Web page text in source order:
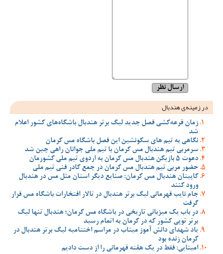
در زمینه‌ی هندبال
زمان قرعه‌کشی فصل جدید لیگ برتر هندبال باشگاه‌های کشور اعلام
شد
نگاهی به تیم های سکونشین این فصل باشگاه مس کرمان
سرمربی تیم هندبال مس کرمان با تیم ملی جوانان راهی چین شد
دعوت 5 بازیکن هندبال مس کرمان به اردوی تیم ملی کشورمان
حضور مربی تیم هندبال مس کرمان در جمع کادر فنی تیم ملی
کاپیتان هندبال مس کرمان: صنایع دیگر استان مثل مس در هندبال
ورود کنند
جام نایب قهرمانی لیگ برتر هندبال در تالار افتخارات باشگاه مس قرار
گرفت
در باب یک میزبانی تاریخی در باشگاه مس کرمان؛ هندبال تنها لیگ
برتر توپی کشور که در کرمان به اتمام رسید
یاد شهدای دانش آموز میناب در مراسم اختتامیه لیگ برتر هندبال در
کرمان زنده بود
امینایی: فقط در یک هفته قهرمانی را از دست دادیم